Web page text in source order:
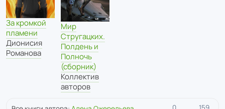
За кромкой
пламени
Дионисия
Романова
Мир
Стругацких.
Полдень и
Полночь
(сборник)
Коллектив
авторов